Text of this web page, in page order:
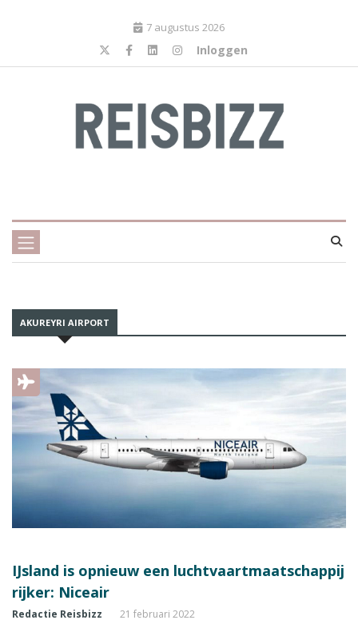
7 augustus 2026
Inloggen
AKUREYRI AIRPORT
IJsland is opnieuw een luchtvaartmaatschappij
rijker: Niceair
Redactie Reisbizz 21 februari 2022